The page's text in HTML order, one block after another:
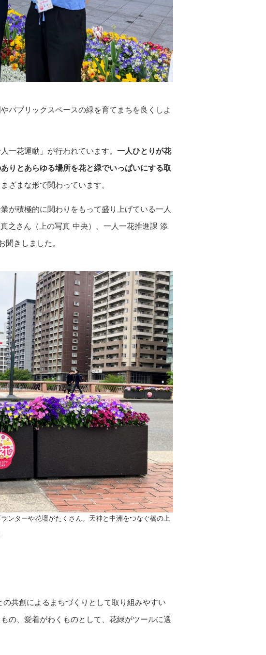
パブリックスペースの緑を育てまちを良くしよ
一花運動」が行われています。 一人ひとりが花
りとあらゆる場所を花と緑でいっぱいにする取
ざまな形で関わっています。
が積極的に関わりをもって盛り上げている一人
之さん（上の写真 中央）、一人一花推進課 添
きしました。
ンターや花壇がたくさん。天神と中洲をつなぐ橋の上
共創によるまちづくりとして取り組みやすい
の、愛着がわくものとして、花緑がツールに選